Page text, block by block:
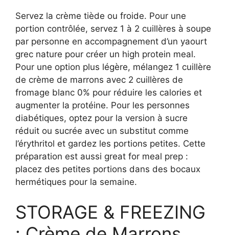
Servez la crème tiède ou froide. Pour une
portion contrôlée, servez 1 à 2 cuillères à soupe
par personne en accompagnement d’un yaourt
grec nature pour créer un high protein meal.
Pour une option plus légère, mélangez 1 cuillère
de crème de marrons avec 2 cuillères de
fromage blanc 0% pour réduire les calories et
augmenter la protéine. Pour les personnes
diabétiques, optez pour la version à sucre
réduit ou sucrée avec un substitut comme
l’érythritol et gardez les portions petites. Cette
préparation est aussi great for meal prep :
placez des petites portions dans des bocaux
hermétiques pour la semaine.
STORAGE & FREEZING